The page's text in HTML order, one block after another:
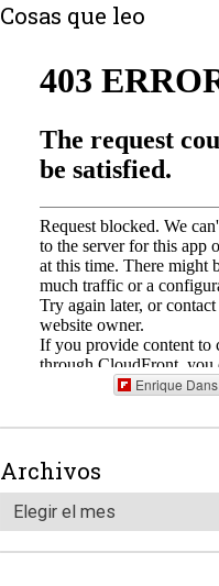
Cosas que leo
Enrique Dans
Archivos
Elegir el mes